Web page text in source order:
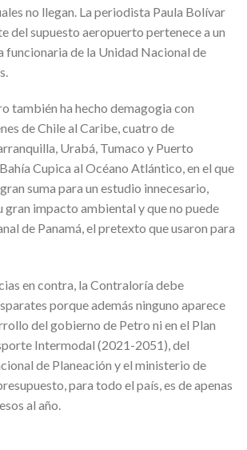
no llegan. La periodista Paula Bolívar
del supuesto aeropuerto pertenece a un
funcionaria de la Unidad Nacional de
también ha hecho demagogia con
de Chile al Caribe, cuatro de
Urabá, Tumaco y Puerto
Cupica al Océano Atlántico, en el que
suma para un estudio innecesario,
gran impacto ambiental y que no puede
de Panamá, el pretexto que usaron para
en contra, la Contraloría debe
porque además ninguno aparece
del gobierno de Petro ni en el Plan
Intermodal (2021-2051), del
de Planeación y el ministerio de
para todo el país, es de apenas
al año.